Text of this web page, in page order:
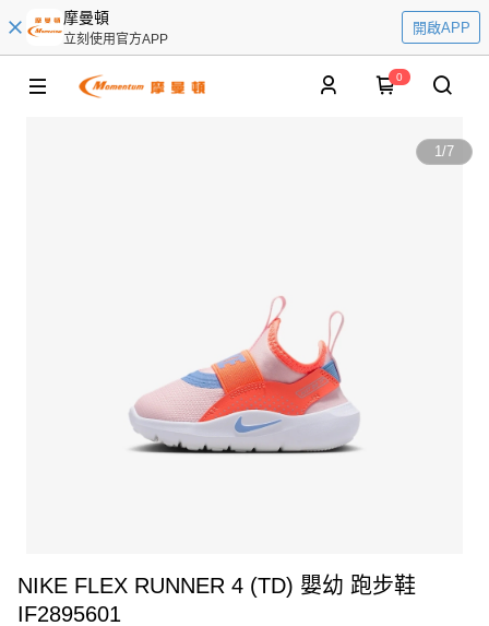
摩曼頓
立刻使用官方APP
開啟APP
0
1/7
NIKE FLEX RUNNER 4 (TD) 嬰幼 跑步鞋
IF2895601